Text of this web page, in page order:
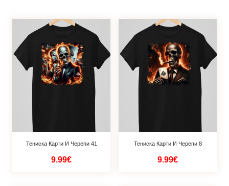
Тениска Карти И Черепи 41
9.99€
Тениска Карти И Черепи 8
9.99€